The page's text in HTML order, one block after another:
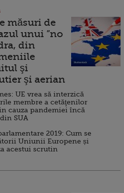
măsuri de
unui ”no
din
şi
şi aerian
UE vrea să interzică
membre a cetăţenilor
cauza pandemiei încă
SUA
2019: Cum se
Uniunii Europene și
acestui scrutin